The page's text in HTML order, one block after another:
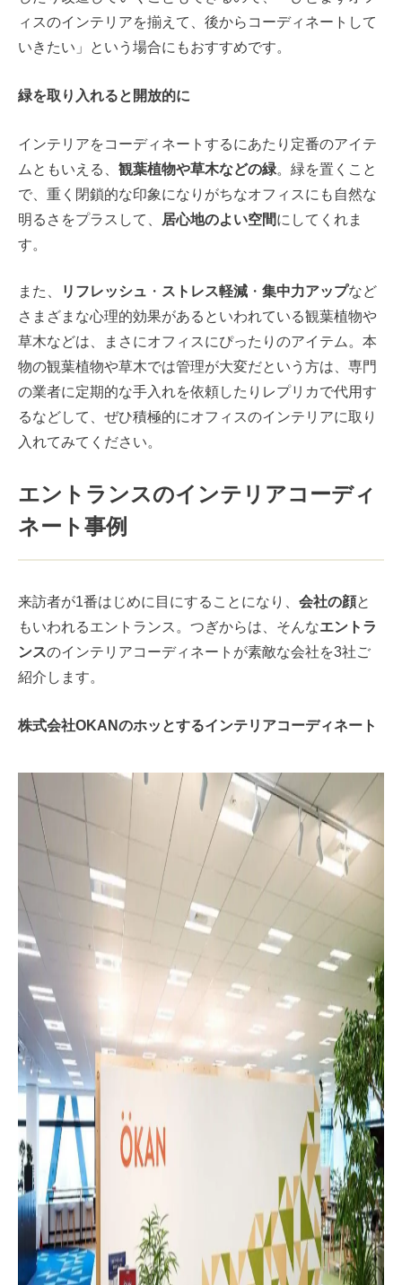
ィスのインテリアを揃えて、後からコーディネートして
いきたい」という場合にもおすすめです。
緑を取り入れると開放的に
インテリアをコーディネートするにあたり定番のアイテ
ムともいえる、 観葉植物や草木などの緑。緑を置くこと
で、重く閉鎖的な印象になりがちなオフィスにも自然な
明るさをプラスして、
居心地のよい空間にしてくれま
す。
また、 リフレッシュ ・ ストレス軽減 ・ 集中力アップなど
さまざまな心理的効果があるといわれている観葉植物や
草木などは、まさにオフィスにぴったりのアイテム。本
物の観葉植物や草木では管理が大変だという方は、専門
の業者に定期的な手入れを依頼したりレプリカで代用す
るなどして、ぜひ積極的にオフィスのインテリアに取り
入れてみてください。
エントランスのインテリアコーディ
ネート事例
来訪者が1番はじめに目にすることになり、 会社の顔と
もいわれるエントランス。つぎからは、そんなエントラ
ンスのインテリアコーディネートが素敵な会社を3社ご
紹介します。
株式会社OKANのホッとするインテリアコーディネート